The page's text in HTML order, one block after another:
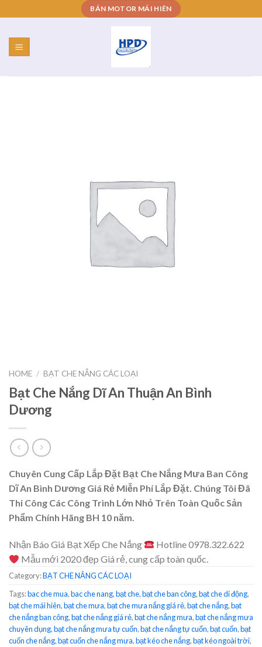
to
content
BÁN MOTOR MÁI HIÊN
HOME / BẠT CHE NẮNG CÁC LOẠI
Bạt Che Nắng Dĩ An Thuận An Bình
Dương
Chuyên Cung Cấp Lắp Đặt Bạt Che Nắng Mưa Ban Công
Dĩ An Bình Dương Giá Rẻ Miễn Phí Lắp Đặt. Chúng Tôi Đã
Thi Công Các Công Trình Lớn Nhỏ Trên Toàn Quốc Sản
Phẩm Chính Hãng BH 10 năm.
Nhận Báo Giá Bạt Xếp Che Nắng
Hotline 0978.322.622
Mẫu mới 2020 đẹp Giá rẻ, cung cấp toàn quốc.
Category:BẠT CHE NẮNG CÁC LOẠI
Tags:bac che mua,bac che nang,bạt che,bạt che ban công,bạt che di động,
bạt che mái hiên,bạt che mưa,bạt che mưa nắng giá rẻ,bạt che nắng,bạt
che nắng ban công,bạt che nắng giá rẻ,bạt che nắng mưa,bạt che nắng mưa
chuyên dụng,bạt che nắng mưa tự cuốn,bạt che nắng tự cuốn,bạt cuốn,bạt
cuốn che nắng,bạt cuốn che nắng mưa,bạt kéo che nắng,bạt kéo ngoài trời,